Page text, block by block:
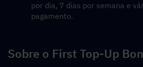
por dia, 7 dias por semana e
pagamento.
Sobre o First Top-Up